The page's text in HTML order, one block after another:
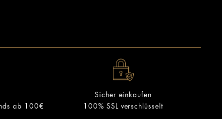
ab 100€
Sicher einkaufen
100% SSL verschlüsselt